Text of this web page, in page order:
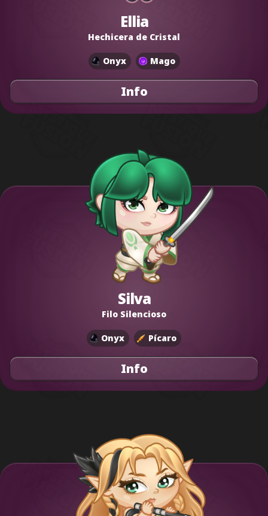
Ellia
Hechicera de Cristal
Onyx Mago
Info
Silva
Filo Silencioso
Onyx Pícaro
Info